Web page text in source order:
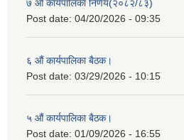
७ औं कार्यपालिका निर्णय(२०८२/८३)
Post date: 04/20/2026 - 09:35
६ औं कार्यपालिका बैठक।
Post date: 03/29/2026 - 10:15
५ औं कार्यपालिका बैठक।
Post date: 01/09/2026 - 16:55